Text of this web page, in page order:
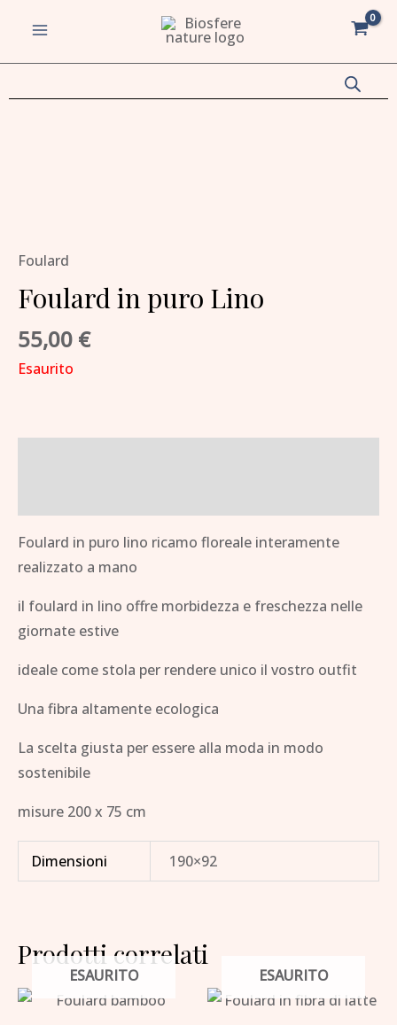
contenuto
Foulard
Foulard in puro Lino
55,00 €
Esaurito
Foulard in puro lino ricamo floreale interamente
realizzato a mano
il foulard in lino offre morbidezza e freschezza nelle
giornate estive
ideale come stola per rendere unico il vostro outfit
Una fibra altamente ecologica
La scelta giusta per essere alla moda in modo
sostenibile
misure 200 x 75 cm
Dimensioni 190×92
Prodotti correlati
ESAURITO ESAURITO
disattiva